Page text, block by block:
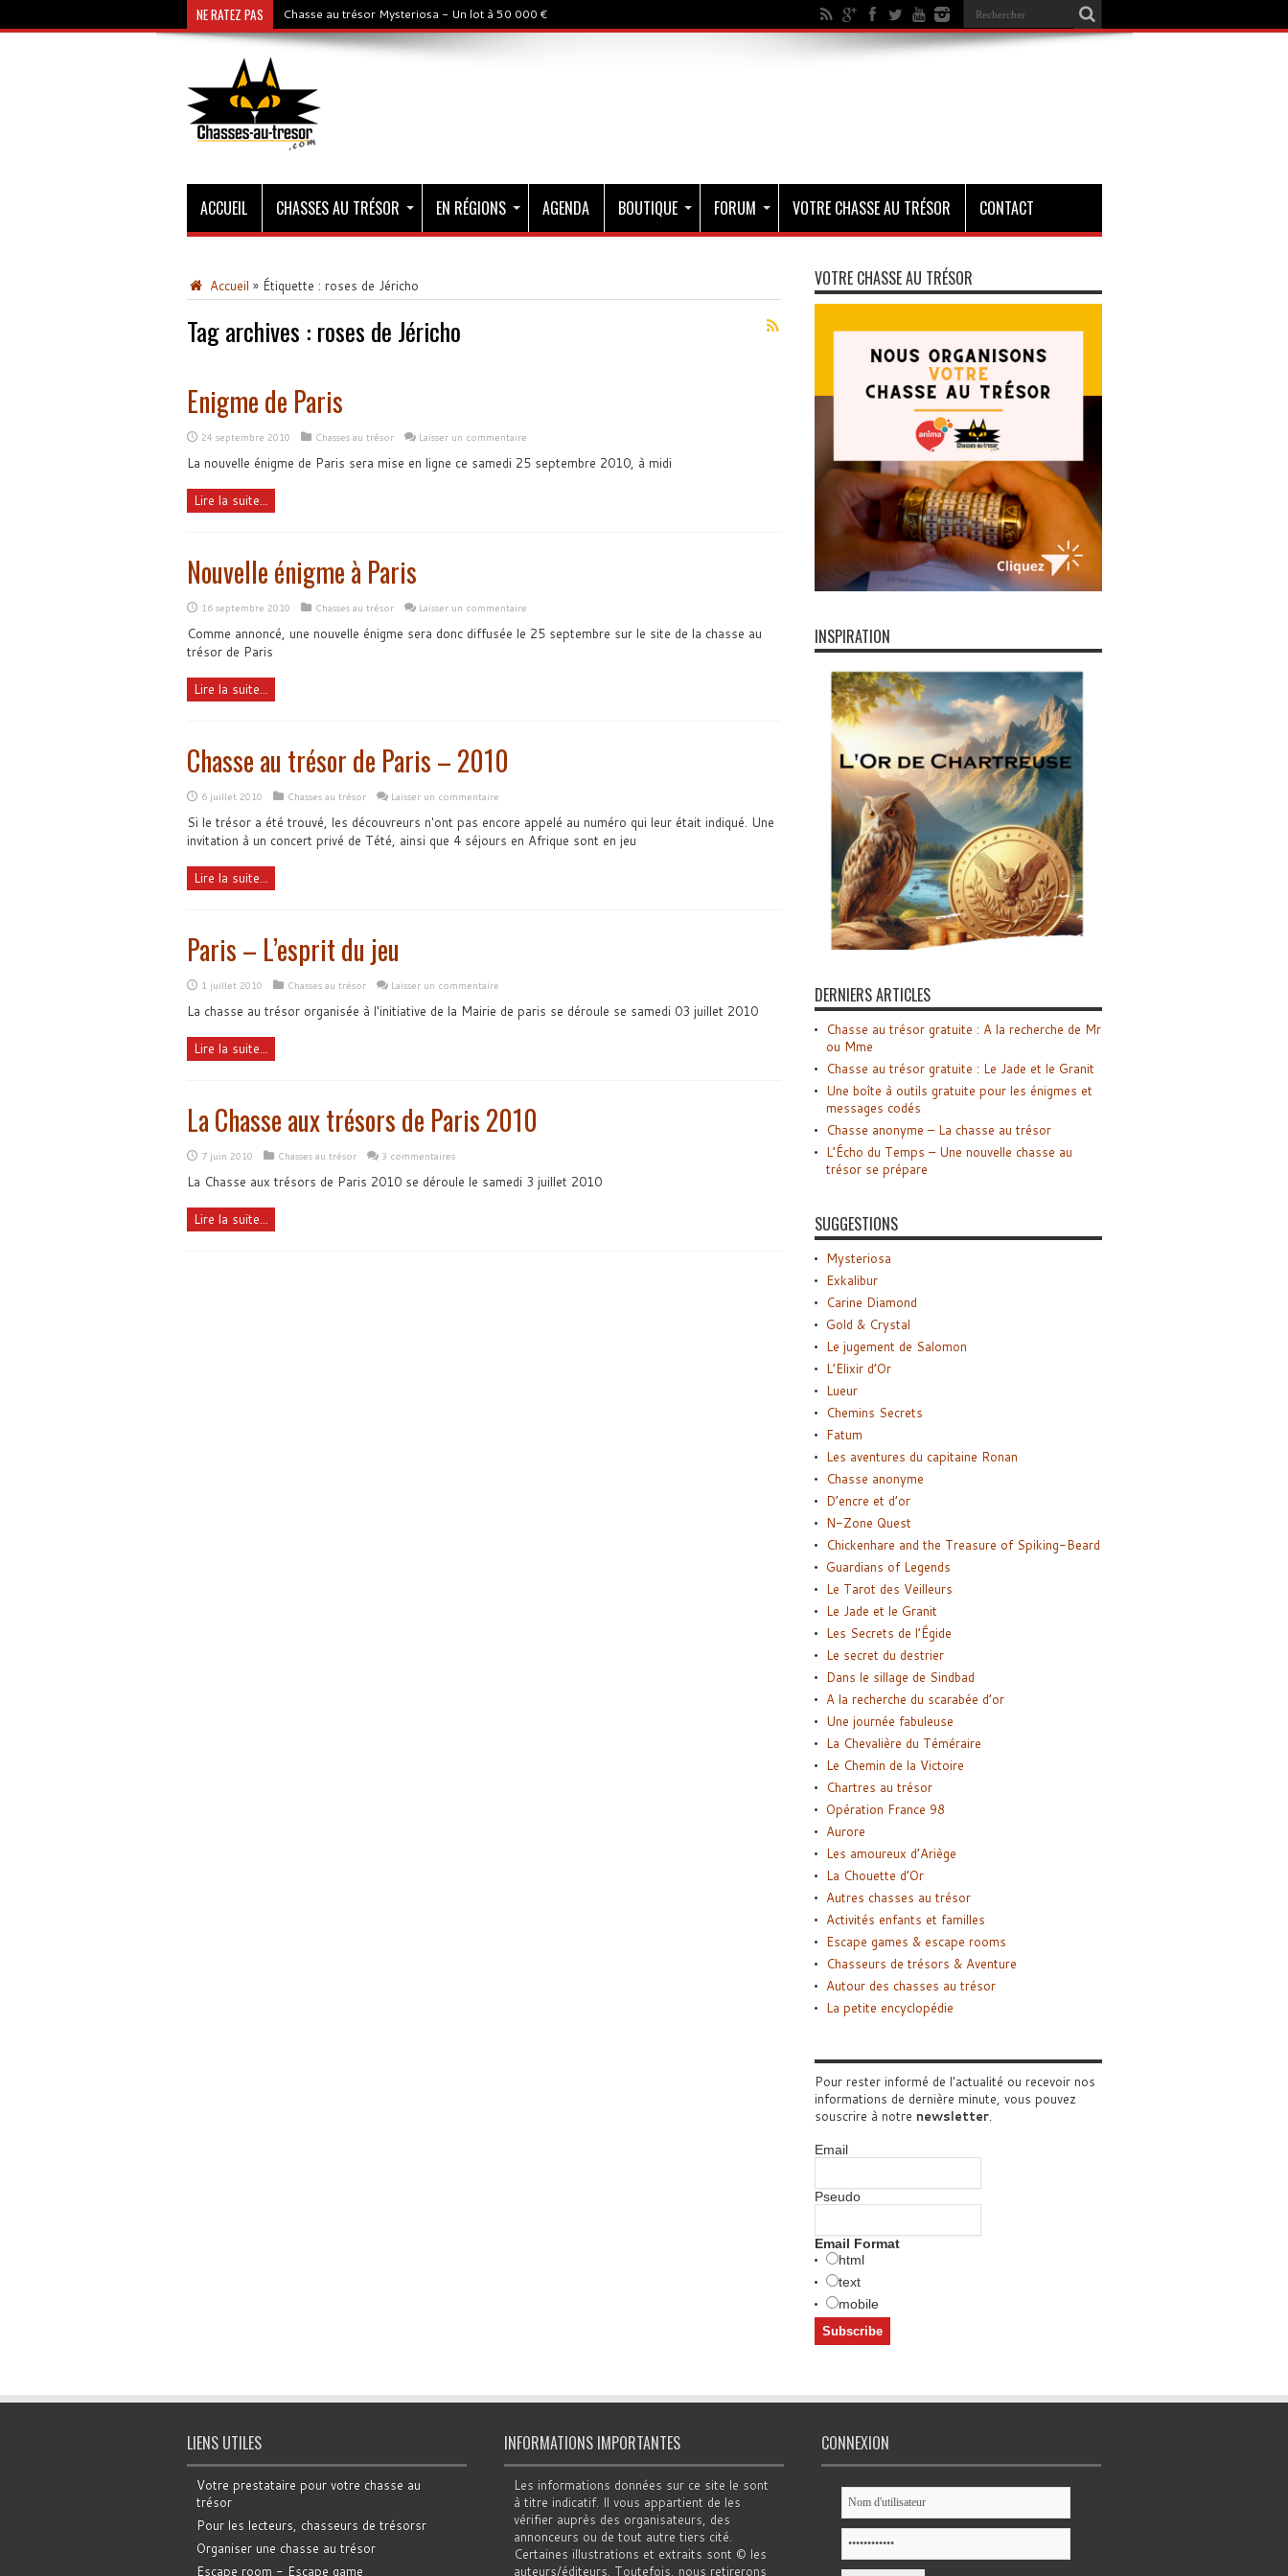
NE RATEZ PAS Chasse au trésor Mysteriosa - Un lot à 50 000 €
ACCUEIL CHASSES AU TRÉSOR EN RÉGIONS AGENDA BOUTIQUE FORUM VOTRE CHASSE AU TRÉSOR CONTACT
Accueil » Étiquette : roses de Jéricho
Tag archives : roses de Jéricho
Enigme de Paris
24 septembre 2010 Chasses au trésor Laisser un commentaire
La nouvelle énigme de Paris sera mise en ligne ce samedi 25 septembre 2010, à midi
Lire la suite...
Nouvelle énigme à Paris
16 septembre 2010 Chasses au trésor Laisser un commentaire
Comme annoncé, une nouvelle énigme sera donc diffusée le 25 septembre sur le site de la chasse au
trésor de Paris
Lire la suite...
Chasse au trésor de Paris – 2010
6 juillet 2010 Chasses au trésor Laisser un commentaire
Si le trésor a été trouvé, les découvreurs n'ont pas encore appelé au numéro qui leur était indiqué. Une
invitation à un concert privé de Tété, ainsi que 4 séjours en Afrique sont en jeu
Lire la suite...
Paris – L’esprit du jeu
1 juillet 2010 Chasses au trésor Laisser un commentaire
La chasse au trésor organisée à l'initiative de la Mairie de paris se déroule se samedi 03 juillet 2010
Lire la suite...
La Chasse aux trésors de Paris 2010
7 juin 2010 Chasses au trésor 3 commentaires
La Chasse aux trésors de Paris 2010 se déroule le samedi 3 juillet 2010
Lire la suite...
VOTRE CHASSE AU TRÉSOR
INSPIRATION
DERNIERS ARTICLES
Chasse au trésor gratuite : A la recherche de Mr
ou Mme
Chasse au trésor gratuite : Le Jade et le Granit
Une boîte à outils gratuite pour les énigmes et
messages codés
Chasse anonyme – La chasse au trésor
L’Écho du Temps – Une nouvelle chasse au
trésor se prépare
SUGGESTIONS
Mysteriosa
Exkalibur
Carine Diamond
Gold & Crystal
Le jugement de Salomon
L’Elixir d’Or
Lueur
Chemins Secrets
Fatum
Les aventures du capitaine Ronan
Chasse anonyme
D’encre et d’or
N-Zone Quest
Chickenhare and the Treasure of Spiking-Beard
Guardians of Legends
Le Tarot des Veilleurs
Le Jade et le Granit
Les Secrets de l’Égide
Le secret du destrier
Dans le sillage de Sindbad
A la recherche du scarabée d’or
Une journée fabuleuse
La Chevalière du Téméraire
Le Chemin de la Victoire
Chartres au trésor
Opération France 98
Aurore
Les amoureux d’Ariège
La Chouette d’Or
Autres chasses au trésor
Activités enfants et familles
Escape games & escape rooms
Chasseurs de trésors & Aventure
Autour des chasses au trésor
La petite encyclopédie
Pour rester informé de l'actualité ou recevoir nos
informations de dernière minute, vous pouvez
souscrire à notre newsletter.
Email
Pseudo
Email Format
html
text
mobile
LIENS UTILES
Votre prestataire pour votre chasse au
trésor
Pour les lecteurs, chasseurs de trésorsr
Organiser une chasse au trésor
Escape room - Escape game
INFORMATIONS IMPORTANTES
Les informations données sur ce site le sont
à titre indicatif. Il vous appartient de les
vérifier auprès des organisateurs, des
annonceurs ou de tout autre tiers cité.
Certaines illustrations et extraits sont © les
auteurs/éditeurs. Toutefois, nous retirerons
CONNEXION